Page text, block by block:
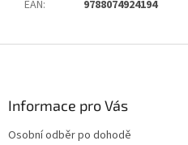
EAN: 9788074924194
Informace pro Vás
Osobní odběr po dohodě